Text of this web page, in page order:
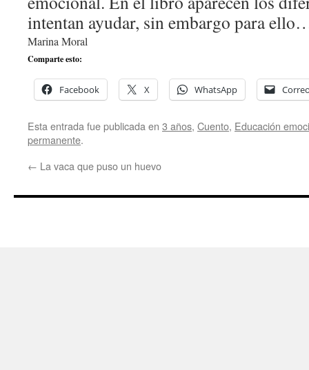
intentan ayudar, sin embargo para ello
Marina Moral
Comparte esto:
Facebook X WhatsApp
Esta entrada fue publicada en 3 años, Cuento, Educación
permanente.
← La vaca que puso un huevo